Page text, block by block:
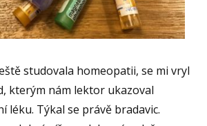
studovala homeopatii, se mi vryl
kterým nám lektor ukazoval
léku. Týkal se právě bradavic.